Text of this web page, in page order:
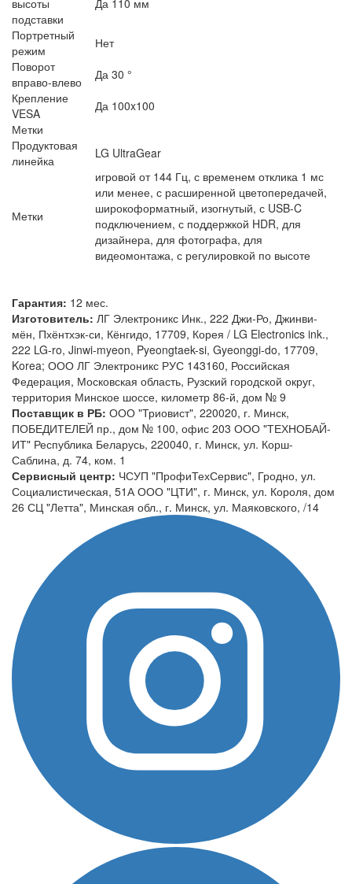
подставки
Портретный
режим
Нет
Поворот
вправо-влево
Да 30 °
Крепление
VESA
Да 100x100
Метки
Продуктовая
линейка
LG UltraGear
Метки
игровой от 144 Гц, с временем отклика 1 мс
или менее, с расширенной цветопередачей,
широкоформатный, изогнутый, с USB-C
подключением, с поддержкой HDR, для
дизайнера, для фотографа, для
видеомонтажа, с регулировкой по высоте
Гарантия: 12 мес.
Изготовитель: ЛГ Электроникс Инк., 222 Джи-Ро, Джинви-
мён, Пхёнтхэк-си, Кёнгидо, 17709, Корея / LG Electronics ink.,
222 LG-ro, Jinwi-myeon, Pyeongtaek-si, Gyeonggi-do, 17709,
Korea; ООО ЛГ Электроникс РУС 143160, Российская
Федерация, Московская область, Рузский городской округ,
территория Минское шоссе, километр 86-й, дом № 9
Поставщик в РБ: ООО "Триовист", 220020, г. Минск,
ПОБЕДИТЕЛЕЙ пр., дом № 100, офис 203 ООО "ТЕХНОБАЙ-
ИТ" Республика Беларусь, 220040, г. Минск, ул. Корш-
Саблина, д. 74, ком. 1
Сервисный центр: ЧСУП "ПрофиТехСервис", Гродно, ул.
Социалистическая, 51А ООО "ЦТИ", г. Минск, ул. Короля, дом
26 СЦ "Летта", Минская обл., г. Минск, ул. Маяковского, /14